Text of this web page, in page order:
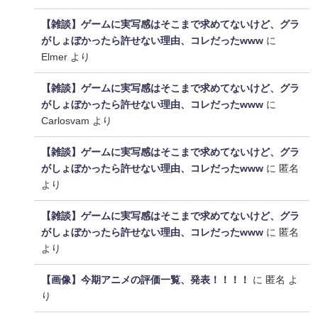
【雑談】ゲームに実写感はそこまで求めてないけど、グラ
がしょぼかったら許せない理由、コレだったwww に
Elmer より
【雑談】ゲームに実写感はそこまで求めてないけど、グラ
がしょぼかったら許せない理由、コレだったwww に
Carlosvam より
【雑談】ゲームに実写感はそこまで求めてないけど、グラ
がしょぼかったら許せない理由、コレだったwww に 匿名
より
【雑談】ゲームに実写感はそこまで求めてないけど、グラ
がしょぼかったら許せない理由、コレだったwww に 匿名
より
【画像】今期アニメの評価一覧、発表！！！！ に 匿名 よ
り